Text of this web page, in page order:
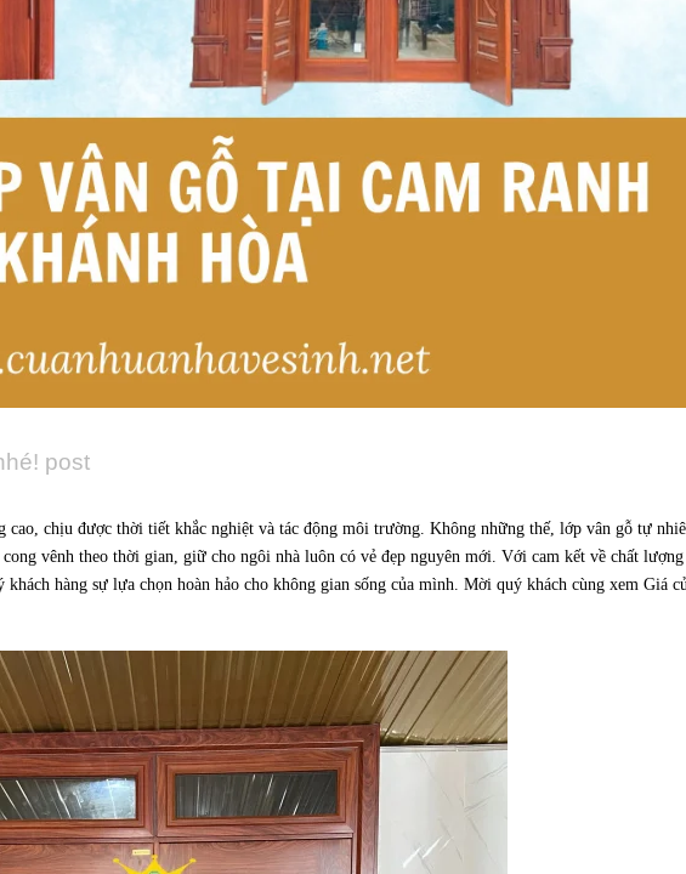
post
cao, chịu được thời tiết khắc nghiệt và tác động môi trường. Không những thế, lớp vân gỗ tự
vênh theo thời gian, giữ cho ngôi nhà luôn có vẻ đẹp nguyên mới. Với cam kết về chất lượng
hàng sự lựa chọn hoàn hảo cho không gian sống của mình. Mời quý khách cùng xem Giá